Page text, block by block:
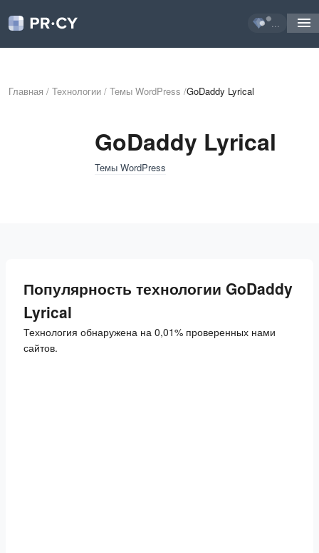
...
Главная / Технологии / Темы WordPress /GoDaddy Lyrical
GoDaddy Lyrical
Темы WordPress
Популярность технологии GoDaddy
Lyrical
Технология обнаружена на 0,01% проверенных нами
сайтов.